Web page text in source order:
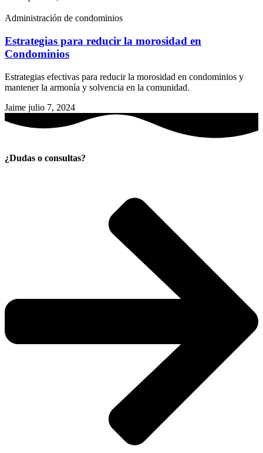
Administración de condominios
Estrategias para reducir la morosidad en
Condominios
Estrategias efectivas para reducir la morosidad en condominios y
mantener la armonía y solvencia en la comunidad.
Jaime julio 7, 2024
¿Dudas o consultas?